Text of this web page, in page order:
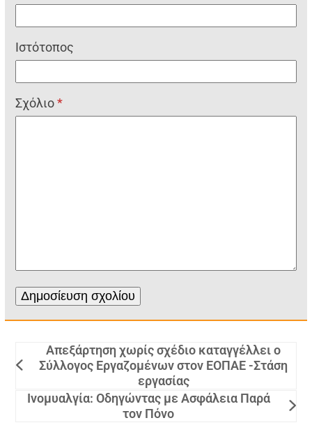
Ιστότοπος
Σχόλιο*
Απεξάρτηση χωρίς σχέδιο καταγγέλλει ο
Σύλλογος Εργαζομένων στον ΕΟΠΑΕ -Στάση
εργασίας
Ινομυαλγία: Οδηγώντας με Ασφάλεια Παρά
τον Πόνο